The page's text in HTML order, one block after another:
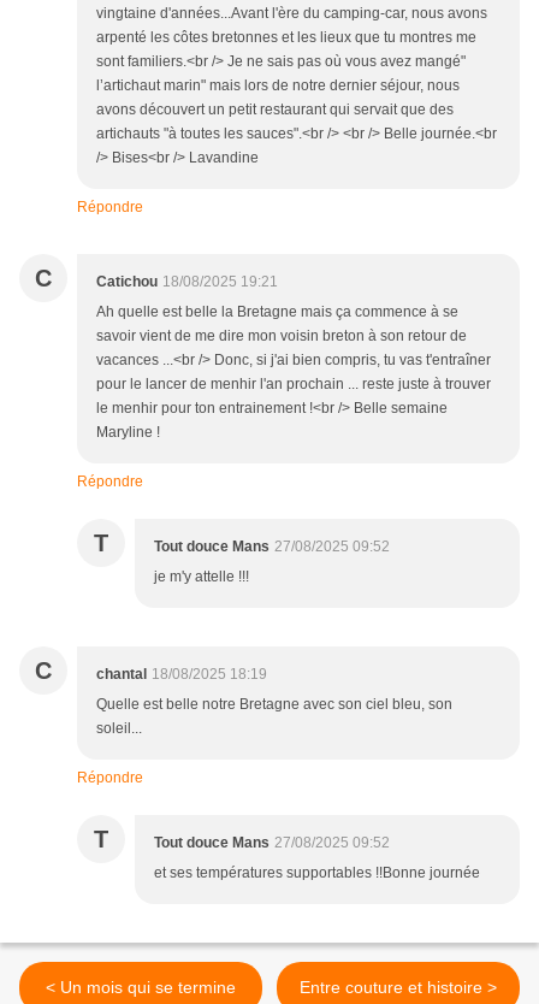
vingtaine d'années...Avant l'ère du camping-car, nous avons
arpenté les côtes bretonnes et les lieux que tu montres me
sont familiers.<br /> Je ne sais pas où vous avez mangé"
l’artichaut marin" mais lors de notre dernier séjour, nous
avons découvert un petit restaurant qui servait que des
artichauts "à toutes les sauces".<br /> <br /> Belle journée.<br
/> Bises<br /> Lavandine
Répondre
C Catichou 18/08/2025 19:21
Ah quelle est belle la Bretagne mais ça commence à se
savoir vient de me dire mon voisin breton à son retour de
vacances ...<br /> Donc, si j'ai bien compris, tu vas t'entraîner
pour le lancer de menhir l'an prochain ... reste juste à trouver
le menhir pour ton entrainement !<br /> Belle semaine
Maryline !
Répondre
T Tout douce Mans 27/08/2025 09:52
je m'y attelle !!!
C chantal 18/08/2025 18:19
Quelle est belle notre Bretagne avec son ciel bleu, son
soleil...
Répondre
T Tout douce Mans 27/08/2025 09:52
et ses températures supportables !!Bonne journée
< Un mois qui se termine Entre couture et histoire >